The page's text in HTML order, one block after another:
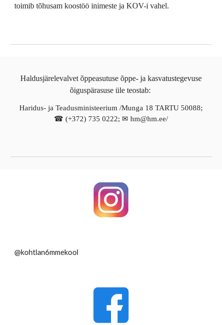
toimib tõhusam koostöö inimeste ja KOV-i vahel.
Haldusjärelevalvet õppeasutuse õppe- ja kasvatustegevuse
õiguspärasuse üle teostab:
Haridus- ja Teadusministeerium /Munga 18 TARTU 50088;
☎ (+372) 735 0222; ✉ hm@hm.ee/
@kohtlan6mmekool